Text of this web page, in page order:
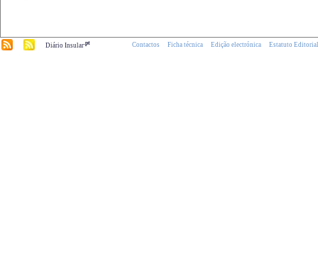
Diário Insular.pt Contactos Ficha técnica Edição electrónica Estatuto Editorial